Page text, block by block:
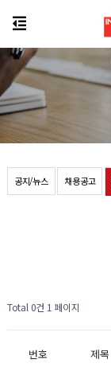
공지/뉴스 채용공고
Total 0건 1 페이지
번호 제목